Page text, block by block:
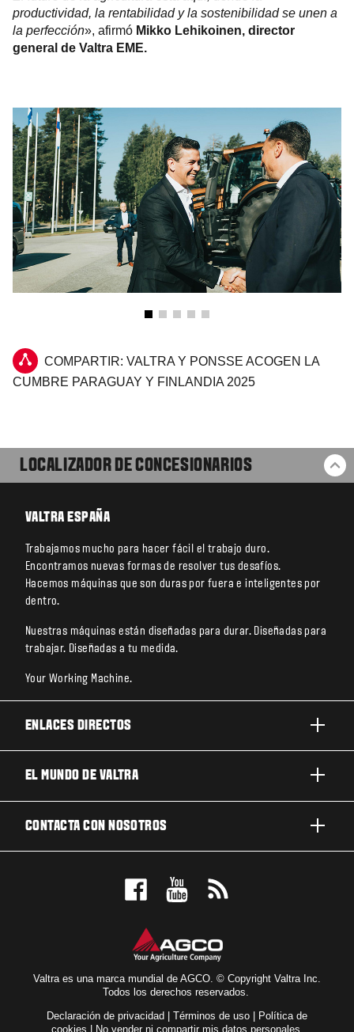
productividad, la rentabilidad y la sostenibilidad se unen a
la perfección», afirmó Mikko Lehikoinen, director
general de Valtra EME.
COMPARTIR: VALTRA Y PONSSE ACOGEN LA
CUMBRE PARAGUAY Y FINLANDIA 2025
LOCALIZADOR DE CONCESIONARIOS
VALTRA ESPAÑA
Trabajamos mucho para hacer fácil el trabajo duro.
Encontramos nuevas formas de resolver tus desafíos.
Hacemos máquinas que son duras por fuera e inteligentes por
dentro.
Nuestras máquinas están diseñadas para durar. Diseñadas para
trabajar. Diseñadas a tu medida.
Your Working Machine.
ENLACES DIRECTOS
TECNOLOGÍA
EL MUNDO DE VALTRA
CONTACTA CON NOSOTROS
RESERVE UNA PRUEBA DE MANEJO
LOCALIZADOR DE CONCESIONARIOS
Valtra es una marca mundial de AGCO. © Copyright Valtra Inc.
Todos los derechos reservados.
Declaración de privacidad | Términos de uso | Política de
cookies | No vender ni compartir mis datos personales